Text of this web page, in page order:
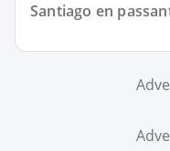
Santiago en